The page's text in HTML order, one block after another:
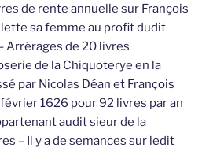
de rente annuelle sur François
sa femme au profit dudit
Arrérages de 20 livres
de la Chiquoterye en la
par Nicolas Déan et François
1626 pour 92 livres par an
audit sieur de la
– Il y a de semances sur ledit